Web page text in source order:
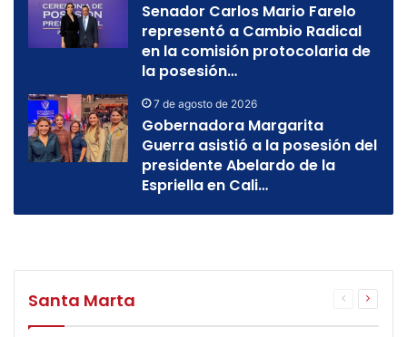
Senador Carlos Mario Farelo
representó a Cambio Radical
en la comisión protocolaria de
la posesión…
7 de agosto de 2026
Gobernadora Margarita
Guerra asistió a la posesión del
presidente Abelardo de la
Espriella en Cali…
Santa Marta
Página